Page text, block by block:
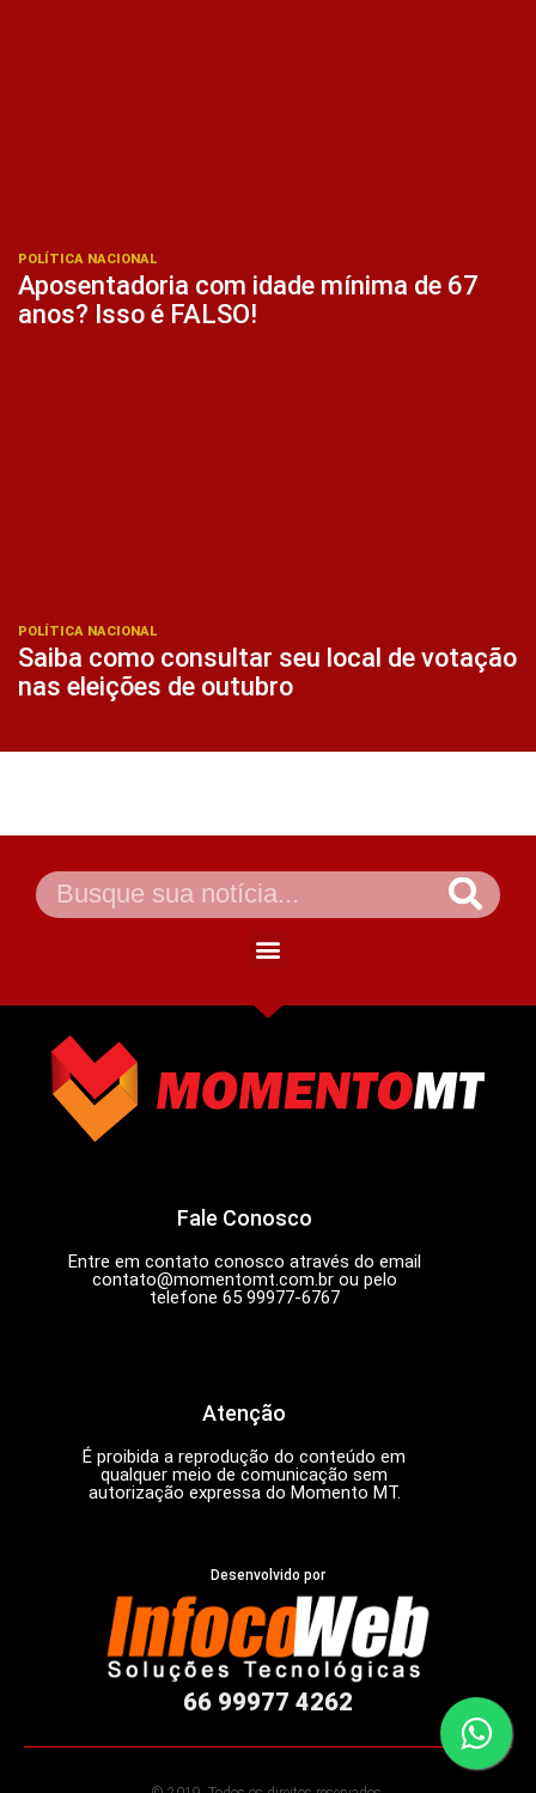
POLÍTICA NACIONAL
Aposentadoria com idade mínima de 67
anos? Isso é FALSO!
POLÍTICA NACIONAL
Saiba como consultar seu local de votação
nas eleições de outubro
Fale Conosco
Entre em contato conosco através do email
contato@momentomt.com.brou pelo
telefone 65 99977-6767
Atenção
É proibida a reprodução do conteúdo em
qualquer meio de comunicação sem
autorização expressa do Momento MT.
Desenvolvido por
66 99977 4262